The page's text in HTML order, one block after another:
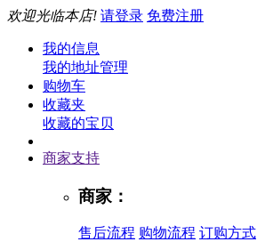
欢迎光临本店! 请登录 免费注册
我的信息
我的地址管理
购物车
收藏夹
收藏的宝贝
商家支持
商家：
售后流程 购物流程 订购方式